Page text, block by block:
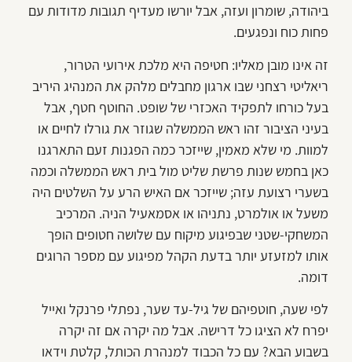
ביהודה, שומרון ועזה, אבל יורשו מעדיף תגובות מדודות עם
פחות כוח ונפגעים.
זה אינו מובן מאליו: חטיפה היא מלכת אירועי הטרור,
ריאליטי רצחני שבו ארגון מחבלים מלהק את המנהיג היריב
בעל כורחו לתפקיד האכזרי של שופט. החוטף חטף, אבל
בעיני הציבור זהו ראש הממשלה שגוזר את גורלו לחיים או
למוות. מי שלא מאמין, שייזכר כמה הפגנות זעם התארגנו
כאן בחמש שנות פרשת שליט מול בית ראש הממשלה וכמה
בשערי רצועת עזה; שייזכר אם האיש הרע על השלטים היה
משעל או אולמרט, נתניהו או אסמאעיל הניה. המרכיב
המשחקי-שטני שבפיגוע מיקוח עם שלושה חטופים הופך
אותו למזעזע יותר בדעת הקהל מפיגוע עם מספר הרוגים
דומה.
לפי שעה, חוטפיהם של גיל-עד שער, נפתלי פרנקל ואייל
יפרח לא הציגו כל דרישה. אבל מה יקרה אם זה יקרה
בשבוע הבא? עם כל הכבוד למנהרת הכותל, קלטת וידאו